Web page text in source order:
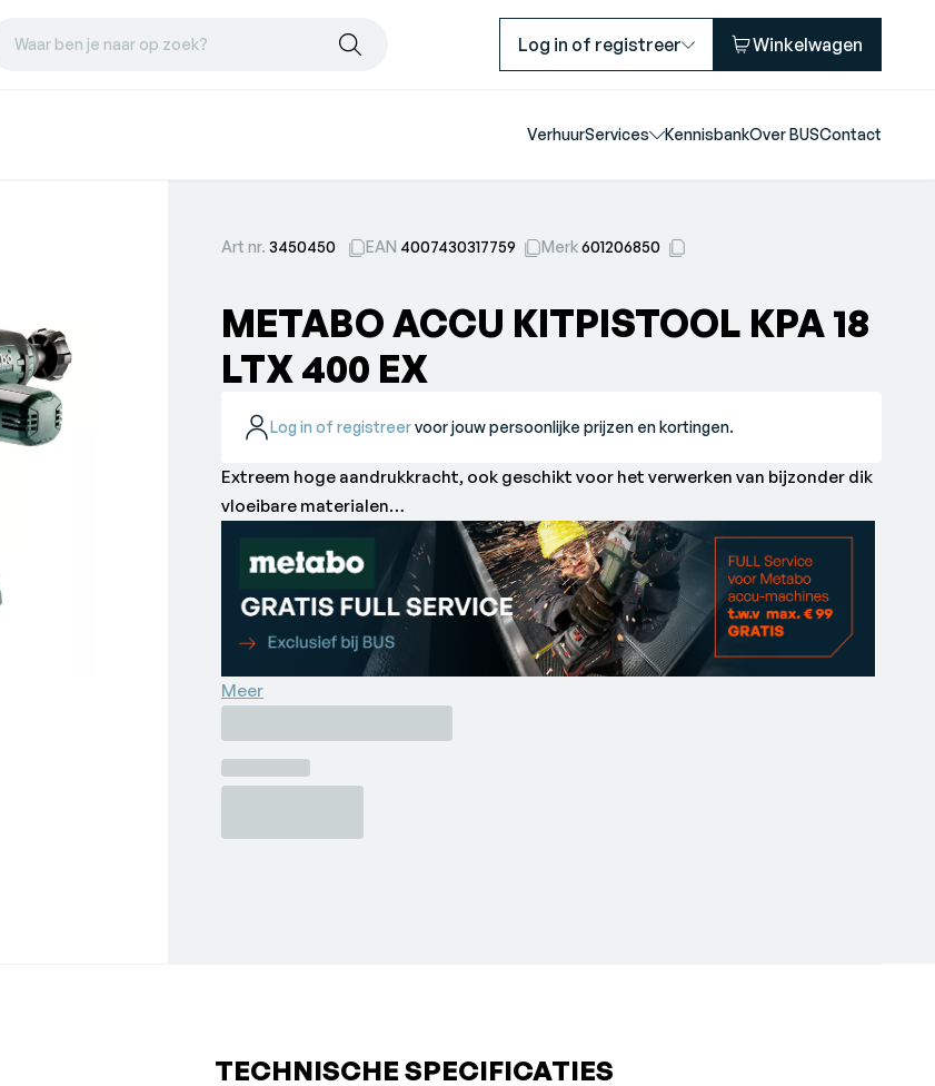
Waar ben je naar op zoek? Log in of registreer Winkelwagen
VerhuurServices KennisbankOver BUSContact
Art nr.3450450 EAN 4007430317759 Merk601206850
METABO ACCU KITPISTOOL KPA 18
LTX 400 EX
Log in of registreervoor jouw persoonlijke prijzen en kortingen.
Extreem hoge aandrukkracht, ook geschikt voor het verwerken van bijzonder dik
vloeibare materialen
Traploze instelling van de uitperssnelheid voor nauwkeurige werkzaamheden
Metabo Quick: snelle, gereedschapsloze wissel tussen patronen en foliezakken
Geen nadruppelen door automatisch teruglopen van de tandheugel
Optimale materiaalterugwinning door nagenoeg volledig uitpersen
100% metalen aandrijving voor lange levensduur
Veel merken, één accu-systeem: dit product kan met alle 18 Volt accu-packs en
laders van de CAS-merken worden gecombineerd: www.cordless-alliance-
system.com
Met:
Meer
TECHNISCHE SPECIFICATIES